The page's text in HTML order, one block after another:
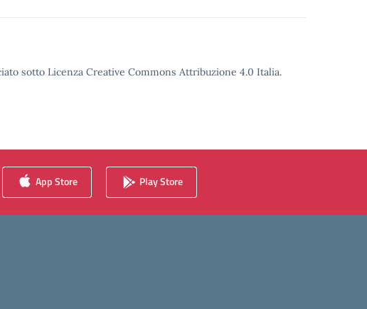
sotto Licenza Creative Commons Attribuzione 4.0 Italia.
App Store Play Store